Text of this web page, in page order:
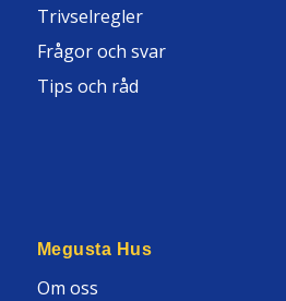
Trivselregler
Frågor och svar
Tips och råd
Megusta Hus
Om oss